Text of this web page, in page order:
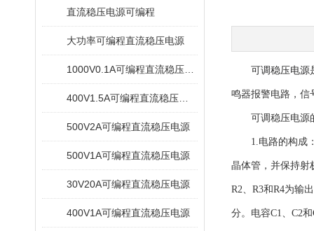
直流稳压电源可编程
大功率可编程直流稳压电源
500V2A可编程直流稳压电源
500V1A可编程直流稳压电源
30V20A可编程直流稳压电源
400V1A可编程直流稳压电源
可调稳压电源
鸣器报警电路，信
可调稳压电源的
1.电路的构成：
晶体管，并保持射
R2、R3和R4为输
分。电容C1、C2